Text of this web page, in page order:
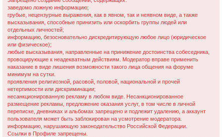
заведомо ложнyю инфоpмацию;
гpубые, нецензурные выражения, как в явном, так и неявном виде, а также
высказывания, способные принизить или оскорбить группы людей или
отдельных личностей;
информацию, безосновательно дискредитирующую любое лицо (юридическое
или физическое);
любые высказывания, направленные на принижение достоинства собеседника,
провоцирующие к неадекватным действиям. Модератор вправе применить
наказание в виде лишения возможности такого лица общения на форуме
минимум на сутки.
проявления религиозной, расовой, половой, национальной и прочей
нетерпимости или дискриминации;
несанкционированную рекламу в любом виде. Несанкционированное
размещение рекламы, предложение оказания услуг, в том числе в личной
переписке, дневниках и альбомах запрещено и подлежит удалению, а аккаунт
пользователя может быть заблокирован на усмотрение модератора.
информацию, нарушающую законодательство Российской Федерации.
Ссылки в Профиле запрещены.